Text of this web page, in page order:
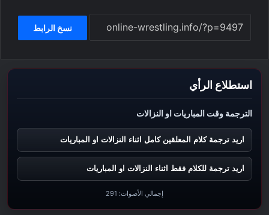
نسخ الرابط
استطلاع الرأي
الترجمة وقت المباريات او النزالات
اريد ترجمة كلام المعلقين كامل اثناء النزالات او المباريات
اريد ترجمة للكلام فقط اثناء النزالات او المباريات
إجمالي الأصوات: 291